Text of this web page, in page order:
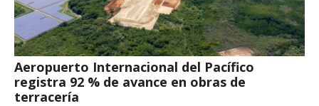
Aeropuerto Internacional del Pacífico
registra 92 % de avance en obras de
terracería